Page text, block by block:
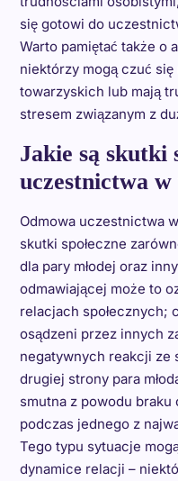
się gotowi do
Warto pamiętać także o
niektórzy mogą czuć
towarzyskich lub mają
stresem związanym z
Jakie są skutki
uczestnictwa w
Odmowa uczestnictwa
skutki społeczne
dla pary młodej oraz
odmawiającej może to
relacjach społecznych;
osądzeni przez innych
negatywnych reakcji ze
drugiej strony para
smutna z powodu
podczas jednego z
Tego typu sytuacje
dynamice relacji –